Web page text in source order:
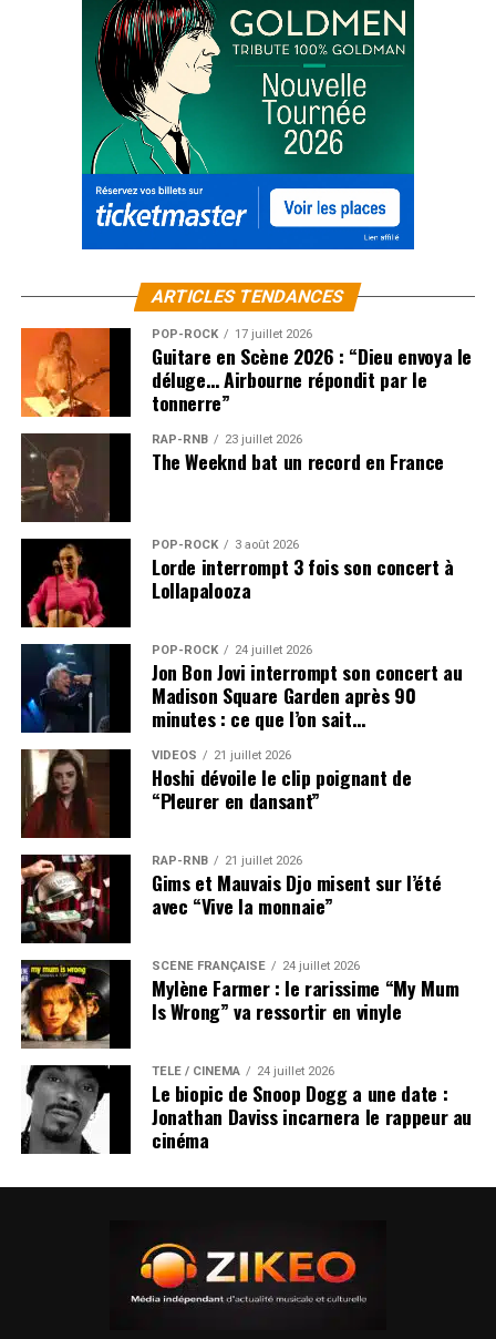
ARTICLES TENDANCES
POP-ROCK 17 juillet 2026
Guitare en Scène 2026 : “Dieu envoya le
déluge… Airbourne répondit par le
tonnerre”
RAP-RNB 23 juillet 2026
The Weeknd bat un record en France
POP-ROCK 3 août 2026
Lorde interrompt 3 fois son concert à
Lollapalooza
POP-ROCK 24 juillet 2026
Jon Bon Jovi interrompt son concert au
Madison Square Garden après 90
minutes : ce que l’on sait…
VIDEOS 21 juillet 2026
Hoshi dévoile le clip poignant de
“Pleurer en dansant”
RAP-RNB 21 juillet 2026
Gims et Mauvais Djo misent sur l’été
avec “Vive la monnaie”
SCÈNE FRANÇAISE 24 juillet 2026
Mylène Farmer : le rarissime “My Mum
Is Wrong” va ressortir en vinyle
TÉLÉ / CINÉMA 24 juillet 2026
Le biopic de Snoop Dogg a une date :
Jonathan Daviss incarnera le rappeur au
cinéma